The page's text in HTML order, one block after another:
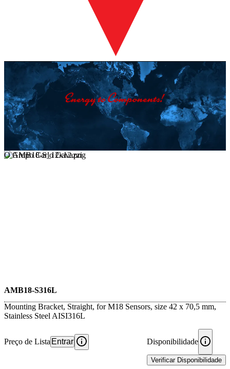
O Grupo Carlo Gavazzi
AMB18-S316L
Mounting Bracket, Straight, for M18 Sensors, size 42 x 70,5 mm,
Stainless Steel AISI316L
Preço de Lista Entrar Disponibilidade
Verificar Disponibilidade